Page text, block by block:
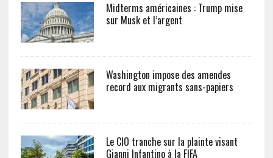
Midterms américaines : Trump mise
sur Musk et l’argent
Washington impose des amendes
record aux migrants sans-papiers
Le CIO tranche sur la plainte visant
Gianni Infantino à la FIFA